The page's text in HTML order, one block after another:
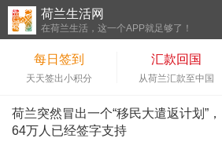
荷兰生活网
在荷兰生活，这一个APP就足够了！
每日签到
天天签出小积分
汇款回国
从荷兰汇款至中国
荷兰突然冒出一个“移民大遣返计划”，
64万人已经签字支持